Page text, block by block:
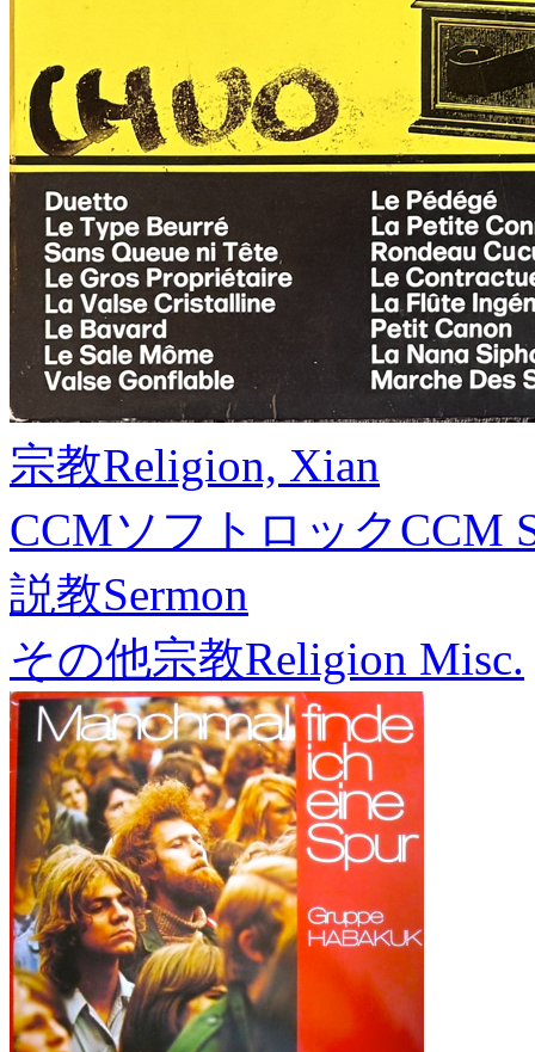
宗教Religion, Xian
CCMソフトロックCCM
説教Sermon
その他宗教Religion Misc.